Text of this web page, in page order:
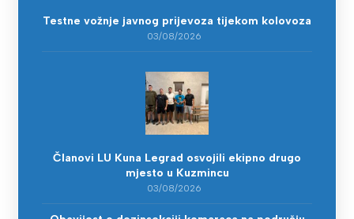
Testne vožnje javnog prijevoza tijekom kolovoza
03/08/2026
Članovi LU Kuna Legrad osvojili ekipno drugo
mjesto u Kuzmincu
03/08/2026